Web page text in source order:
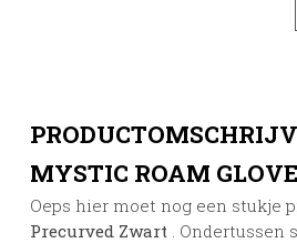
MYSTIC ROAM
Oeps hier moet nog een stukje
Precurved Zwart . Ondertussen